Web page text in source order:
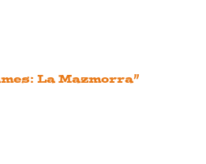
La Mazmorra”